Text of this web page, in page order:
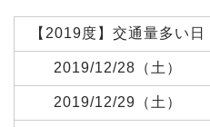
【2019度】交通量多い日
2019/12/28（土）
2019/12/29（土）